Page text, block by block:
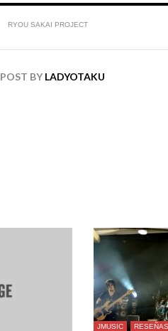
RYOU SAKAI PROJECT
POST BY LADYOTAKU
JMUSIC RESEÑAS